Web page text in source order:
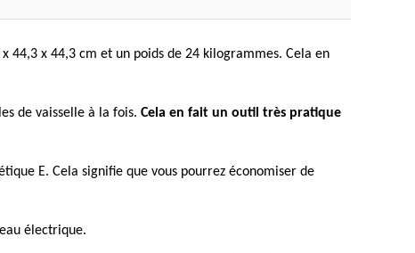
44,3 x 44,3 cm et un poids de 24 kilogrammes. Cela en
de vaisselle à la fois. Cela en fait un outil très pratique
E. Cela signifie que vous pourrez économiser de
électrique.